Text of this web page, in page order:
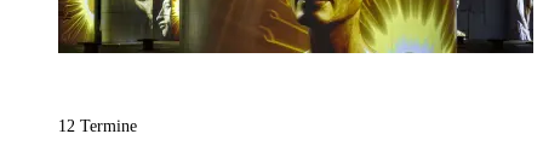
12 Termine